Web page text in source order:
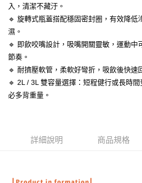
ATM／網路銀行／等多元方式進行付款，方視為
※ 請注意：結帳手續完成當下不需立刻繳費，
購買商品的店家。未經商家同意取消之訂單仍
後付繳納相關費用。
※ 交易是否成功請以「AFTEE先享後付 」之結
客戶支援中心」
【注意事項】
１．透過由恩沛科技股份有限公司提供之「
易，需依本服務之必要範圍內提供個人資料，並
「AFTEE先享後付」，若未經同意申辦者引起
請求用戶進行身份認證。
7-11取貨付款
每筆NT$60，滿NT$399(含以上)免運費
付款後7-11取貨
每筆NT$60，滿NT$399(含以上)免運費
宅配
每筆NT$65，滿NT$99(含以上)免運費
入，清潔不藏汙。
🔹 旋轉式瓶蓋搭配穩固密封圈，有效降低
濕。
🔹 即飲咬嘴設計，吸嘴開關靈敏，運動中
節奏。
🔹 耐擠壓軟管，柔軟好彎折，吸飲後快速
🔹 2L / 3L 雙容量選擇：短程健行或長時
必多背重量。
詳細說明 商品規格